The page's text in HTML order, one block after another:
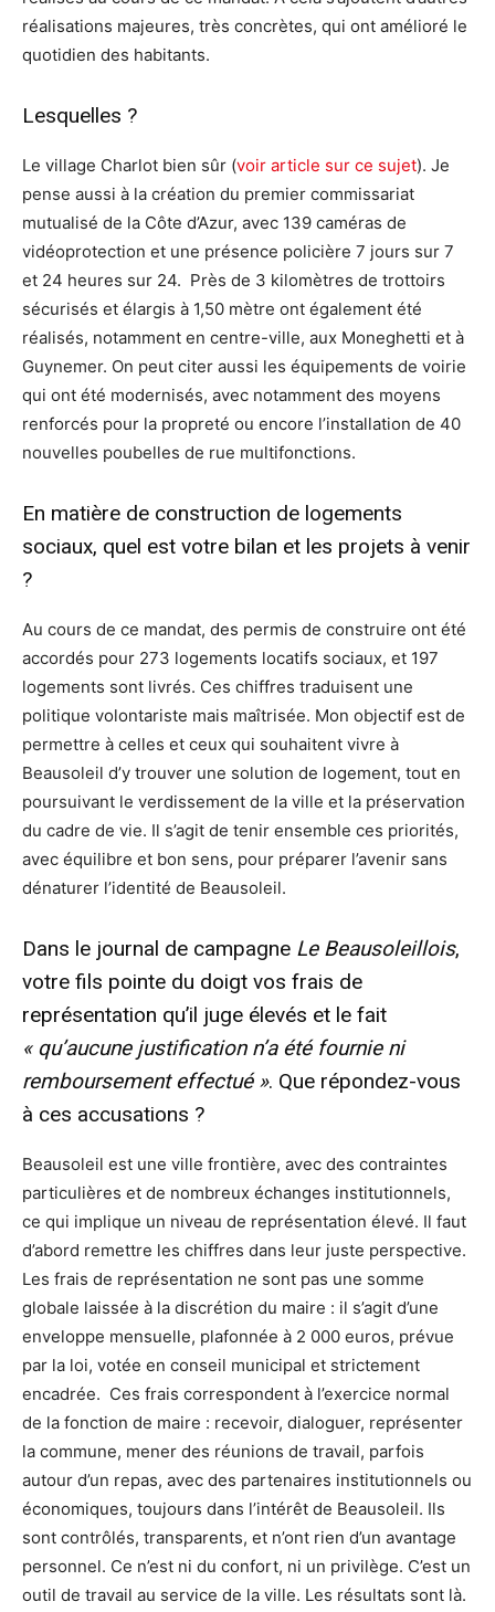
réalisations majeures, très concrètes, qui ont amélioré le
quotidien des habitants.
Lesquelles ?
Le village Charlot bien sûr (voir article sur ce sujet). Je
pense aussi à la création du premier commissariat
mutualisé de la Côte d’Azur, avec 139 caméras de
vidéoprotection et une présence policière 7 jours sur 7
et 24 heures sur 24. Près de 3 kilomètres de trottoirs
sécurisés et élargis à 1,50 mètre ont également été
réalisés, notamment en centre-ville, aux Moneghetti et à
Guynemer. On peut citer aussi les équipements de voirie
qui ont été modernisés, avec notamment des moyens
renforcés pour la propreté ou encore l’installation de 40
nouvelles poubelles de rue multifonctions.
En matière de construction de logements
sociaux, quel est votre bilan et les projets à venir
?
Au cours de ce mandat, des permis de construire ont été
accordés pour 273 logements locatifs sociaux, et 197
logements sont livrés. Ces chiffres traduisent une
politique volontariste mais maîtrisée. Mon objectif est de
permettre à celles et ceux qui souhaitent vivre à
Beausoleil d’y trouver une solution de logement, tout en
poursuivant le verdissement de la ville et la préservation
du cadre de vie. Il s’agit de tenir ensemble ces priorités,
avec équilibre et bon sens, pour préparer l’avenir sans
dénaturer l’identité de Beausoleil.
Dans le journal de campagne Le Beausoleillois,
votre fils pointe du doigt vos frais de
représentation qu’il juge élevés et le fait
« qu’aucune justification n’a été fournie ni
remboursement effectué ». Que répondez-vous
à ces accusations ?
Beausoleil est une ville frontière, avec des contraintes
particulières et de nombreux échanges institutionnels,
ce qui implique un niveau de représentation élevé. Il faut
d’abord remettre les chiffres dans leur juste perspective.
Les frais de représentation ne sont pas une somme
globale laissée à la discrétion du maire : il s’agit d’une
enveloppe mensuelle, plafonnée à 2 000 euros, prévue
par la loi, votée en conseil municipal et strictement
encadrée. Ces frais correspondent à l’exercice normal
de la fonction de maire : recevoir, dialoguer, représenter
la commune, mener des réunions de travail, parfois
autour d’un repas, avec des partenaires institutionnels ou
économiques, toujours dans l’intérêt de Beausoleil. Ils
sont contrôlés, transparents, et n’ont rien d’un avantage
personnel. Ce n’est ni du confort, ni un privilège. C’est un
outil de travail au service de la ville. Les résultats sont là.